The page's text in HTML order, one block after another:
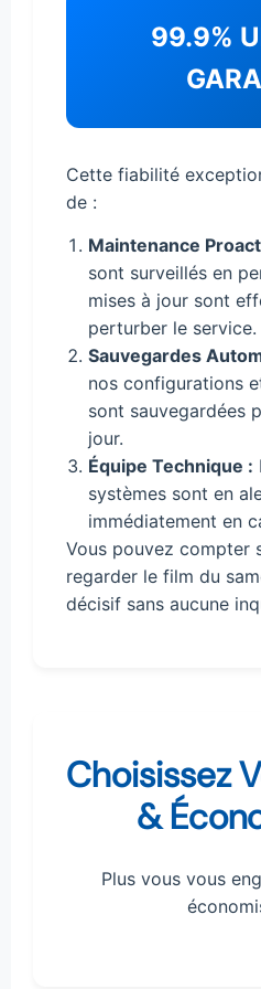
99.9%
Cette fiabilité
de :
Maintenance
sont surveillés en
mises à jour sont
perturber le service.
Sauvegardes
nos configurations
sont sauvegardées
jour.
Équipe Technique :
systèmes sont en
immédiatement en
Vous pouvez compter
regarder le film du
décisif sans aucune
Choisissez
&
Plus vous vous